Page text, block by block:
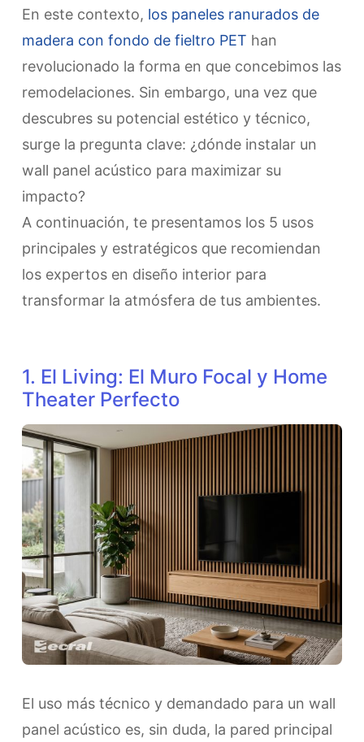
​En este contexto, los paneles ranurados de
madera con fondo de fieltro PET han
revolucionado la forma en que concebimos las
remodelaciones. Sin embargo, una vez que
descubres su potencial estético y técnico,
surge la pregunta clave: ¿dónde instalar un
wall panel acústico para maximizar su
impacto?
​A continuación, te presentamos los 5 usos
principales y estratégicos que recomiendan
los expertos en diseño interior para
transformar la atmósfera de tus ambientes.
​1. El Living: El Muro Focal y Home
Theater Perfecto
​El uso más técnico y demandado para un wall
panel acústico es, sin duda, la pared principal